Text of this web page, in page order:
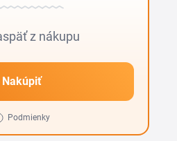
z nákupu
Nakúpiť
Podmienky